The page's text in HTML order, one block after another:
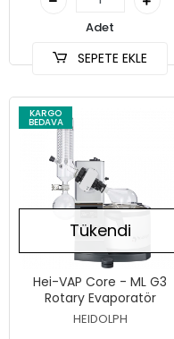
Adet
SEPETE EKLE
KARGO
BEDAVA
Tükendi
Hei-VAP Core - ML G3
Rotary Evaporatör
HEIDOLPH